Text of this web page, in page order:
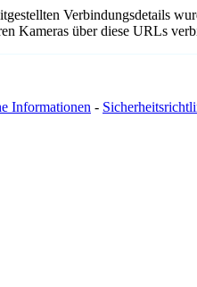
Verbindungsdetails
Kameras über diese URLs
Informationen -